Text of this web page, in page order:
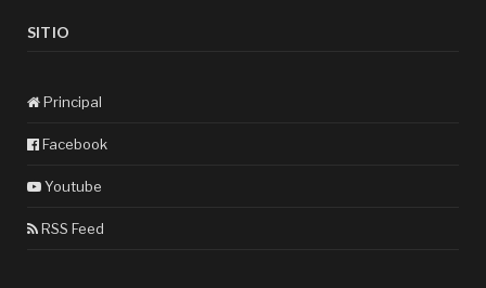
SITIO
Principal
Facebook
Youtube
RSS Feed